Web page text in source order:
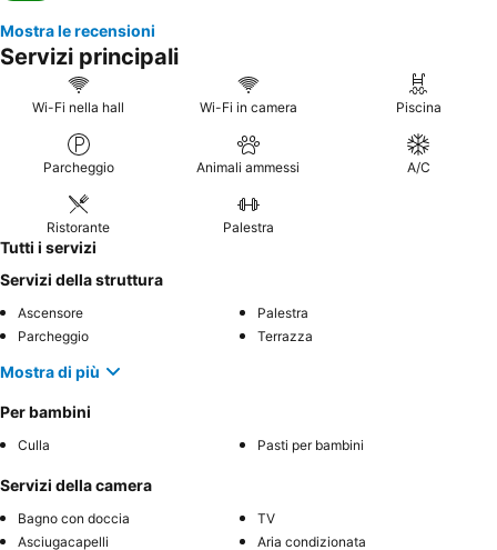
Mostra le recensioni
Servizi principali
Wi-Fi nella hall Wi-Fi in camera Piscina
Parcheggio Animali ammessi A/C
Ristorante Palestra
Tutti i servizi
Servizi della struttura
Ascensore
Palestra
Parcheggio
Terrazza
Mostra di più
Per bambini
Culla Pasti per bambini
Servizi della camera
Bagno con doccia
TV
Asciugacapelli
Aria condizionata